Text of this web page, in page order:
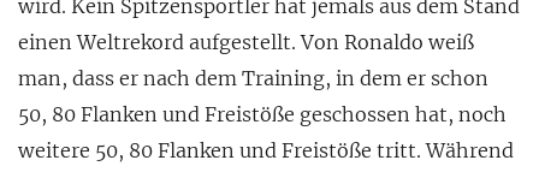
wird. Kein Spitzensportler hat jemals aus dem Stand
einen Weltrekord aufgestellt. Von Ronaldo weiß
man, dass er nach dem Training, in dem er schon
50, 80 Flanken und Freistöße geschossen hat, noch
weitere 50, 80 Flanken und Freistöße tritt. Während